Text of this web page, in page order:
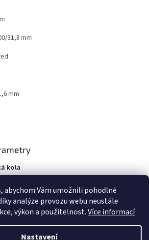
abychom Vám umožnili pohodlné
analýze provozu webu neustále
výkon a použitelnost.Více informací
Nastavení
31,8 mm
mm
kola